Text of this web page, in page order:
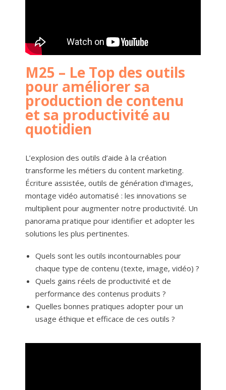
M25 – Le Top des outils
pour améliorer sa
production de contenu
et sa productivité au
quotidien
L’explosion des outils d’aide à la création
transforme les métiers du content marketing.
Écriture assistée, outils de génération d’images,
montage vidéo automatisé : les innovations se
multiplient pour augmenter notre productivité. Un
panorama pratique pour identifier et adopter les
solutions les plus pertinentes.
Quels sont les outils incontournables pour
chaque type de contenu (texte, image, vidéo) ?
Quels gains réels de productivité et de
performance des contenus produits ?
Quelles bonnes pratiques adopter pour un
usage éthique et efficace de ces outils ?